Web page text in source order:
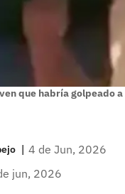
que habría golpeado
| 4 de Jun, 2026
jun, 2026